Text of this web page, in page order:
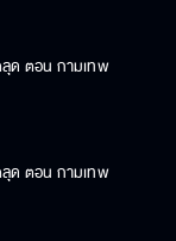
ด ตอน กามเทพ
ด ตอน กามเทพ